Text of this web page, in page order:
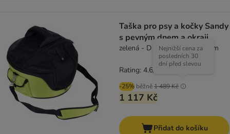
Taška pro psy a kočky Sandy
s pevným dnem a okraji
zelená - D 46 x Š 44 x V 35 cm
-25% běžně1 489 Kč
Nejnižší cena za
posledních 30
dní před slevou
1 117 Kč
Rating: 4.6/5
Přidat do košíku